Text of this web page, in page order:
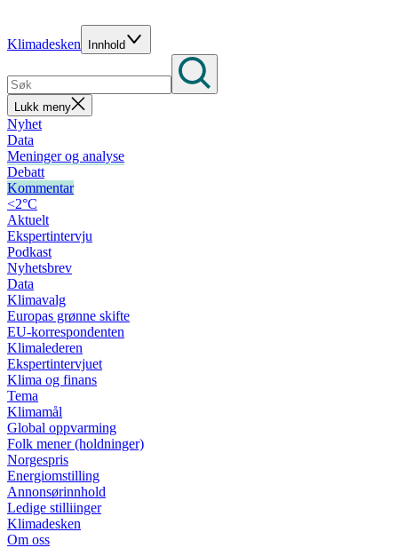
Klimadesken Innhold
Lukk meny
Nyhet
Data
Meninger og analyse
Debatt
Kommentar
<2°C
Aktuelt
Ekspertintervju
Podkast
Nyhetsbrev
Data
Klimavalg
Europas grønne skifte
EU-korrespondenten
Klimalederen
Ekspertintervjuet
Klima og finans
Tema
Klimamål
Global oppvarming
Folk mener (holdninger)
Norgespris
Energiomstilling
Annonsørinnhold
Ledige stilliinger
Klimadesken
Om oss